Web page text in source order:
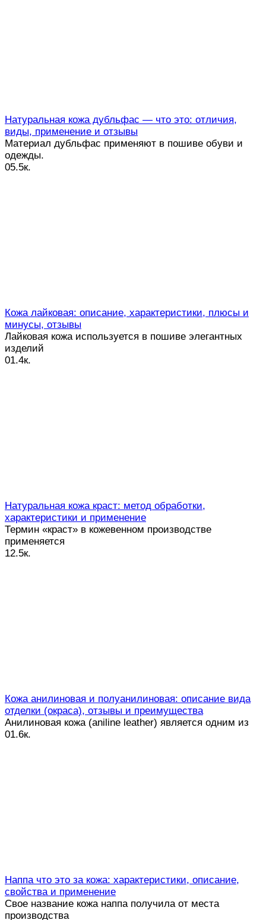
Натуральная кожа дубльфас — что это: отличия,
виды, применение и отзывы
Материал дубльфас применяют в пошиве обуви и
одежды.
05.5к.
Кожа лайковая: описание, характеристики, плюсы и
минусы, отзывы
Лайковая кожа используется в пошиве элегантных
изделий
01.4к.
Натуральная кожа краст: метод обработки,
характеристики и применение
Термин «краст» в кожевенном производстве
применяется
12.5к.
Кожа анилиновая и полуанилиновая: описание вида
отделки (окраса), отзывы и преимущества
Анилиновая кожа (aniline leather) является одним из
01.6к.
Наппа что это за кожа: характеристики, описание,
свойства и применение
Свое название кожа наппа получила от места
производства